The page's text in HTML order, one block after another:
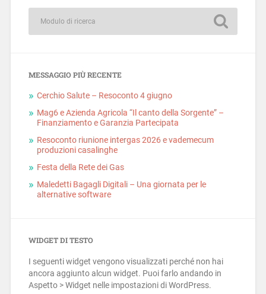
MESSAGGIO PIÙ RECENTE
Cerchio Salute – Resoconto 4 giugno
Mag6 e Azienda Agricola “Il canto della Sorgente” –
Finanziamento e Garanzia Partecipata
Resoconto riunione intergas 2026 e vademecum
produzioni casalinghe
Festa della Rete dei Gas
Maledetti Bagagli Digitali – Una giornata per le
alternative software
WIDGET DI TESTO
I seguenti widget vengono visualizzati perché non hai
ancora aggiunto alcun widget. Puoi farlo andando in
Aspetto > Widget nelle impostazioni di WordPress.